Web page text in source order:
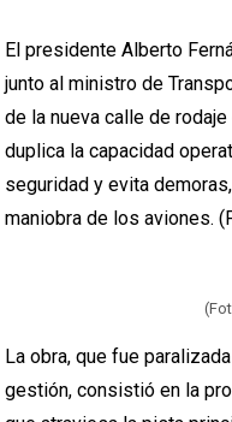
El presidente Alberto
junto al ministro de
de la nueva calle de
duplica la capacidad
seguridad y evita
maniobra de los aviones.
La obra, que fue
gestión, consistió en la